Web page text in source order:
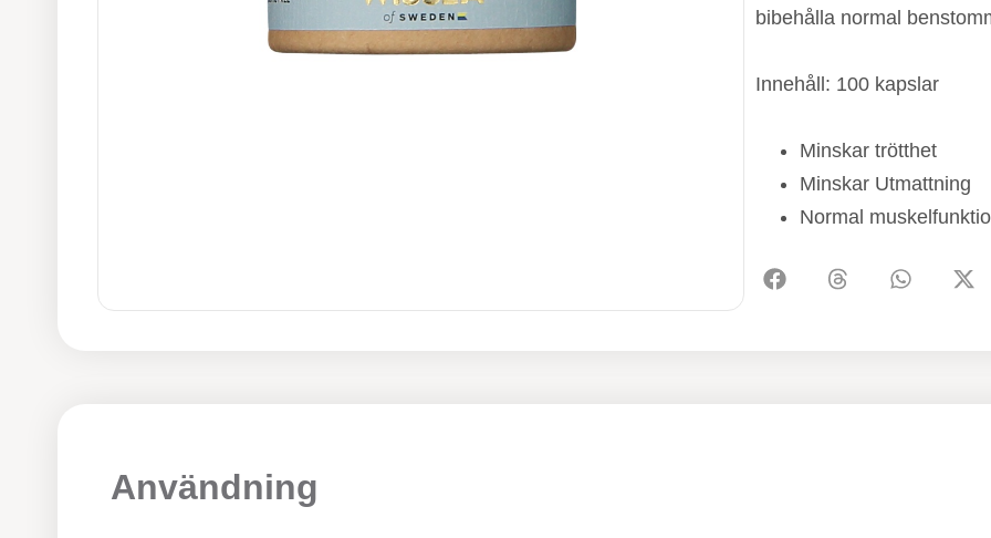
bibehålla normal
Innehåll: 100 kapslar
Minskar trötthet
Minskar Utmattning
Normal
Användning